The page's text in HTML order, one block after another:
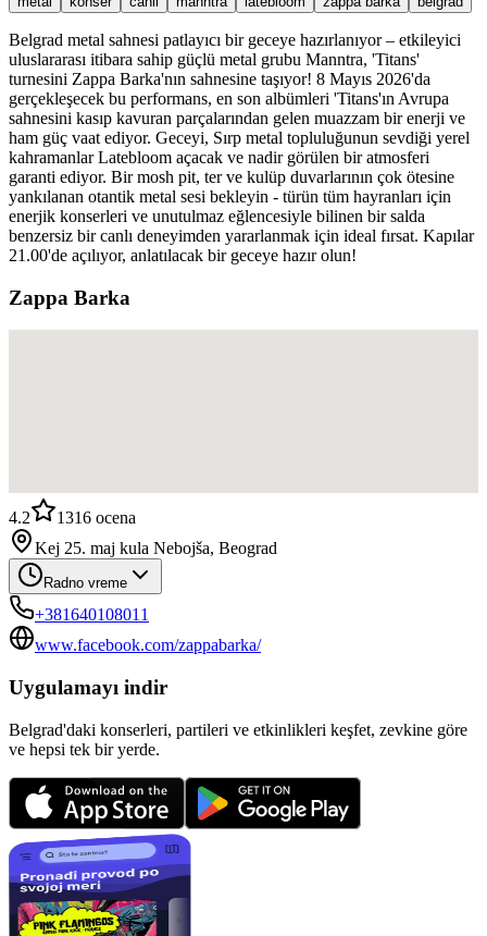
Belgrad metal sahnesi patlayıcı bir geceye hazırlanıyor – etkileyici
uluslararası itibara sahip güçlü metal grubu Manntra, 'Titans'
turnesini Zappa Barka'nın sahnesine taşıyor! 8 Mayıs 2026'da
gerçekleşecek bu performans, en son albümleri 'Titans'ın Avrupa
sahnesini kasıp kavuran parçalarından gelen muazzam bir enerji ve
ham güç vaat ediyor. Geceyi, Sırp metal topluluğunun sevdiği yerel
kahramanlar Latebloom açacak ve nadir görülen bir atmosferi
garanti ediyor. Bir mosh pit, ter ve kulüp duvarlarının çok ötesine
yankılanan otantik metal sesi bekleyin - türün tüm hayranları için
enerjik konserleri ve unutulmaz eğlencesiyle bilinen bir salda
benzersiz bir canlı deneyimden yararlanmak için ideal fırsat. Kapılar
21.00'de açılıyor, anlatılacak bir geceye hazır olun!
Zappa Barka
4.2 1316 ocena
Kej 25. maj kula Nebojša, Beograd
Radno vreme
+381640108011
www.facebook.com/zappabarka/
Uygulamayı indir
Belgrad'daki konserleri, partileri ve etkinlikleri keşfet, zevkine göre
ve hepsi tek bir yerde.